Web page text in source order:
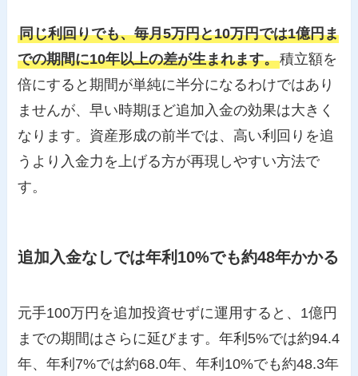
同じ利回りでも、毎月5万円と10万円では1億円ま
での期間に10年以上の差が生まれます。積立額を
倍にすると期間が単純に半分になるわけではあり
ませんが、早い時期ほど追加入金の効果は大きく
なります。資産形成の前半では、高い利回りを追
うより入金力を上げる方が再現しやすい方法で
す。
追加入金なしでは年利10%でも約48年かかる
元手100万円を追加投資せずに運用すると、1億円
までの期間はさらに延びます。年利5%では約94.4
年、年利7%では約68.0年、年利10%でも約48.3年